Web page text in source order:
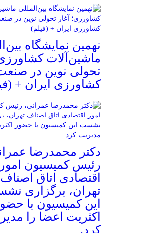
نهمین نمایشگاه
ماشین‌آلات
تحولی نوین در
کشاورزی ایران +
دکتر محمدرضا
رئیس کمیسیون امور
اقتصادی اتاق اصناف
تهران، برگزاری
این کمیسیون با
اکثریت اعضا را
کرد.